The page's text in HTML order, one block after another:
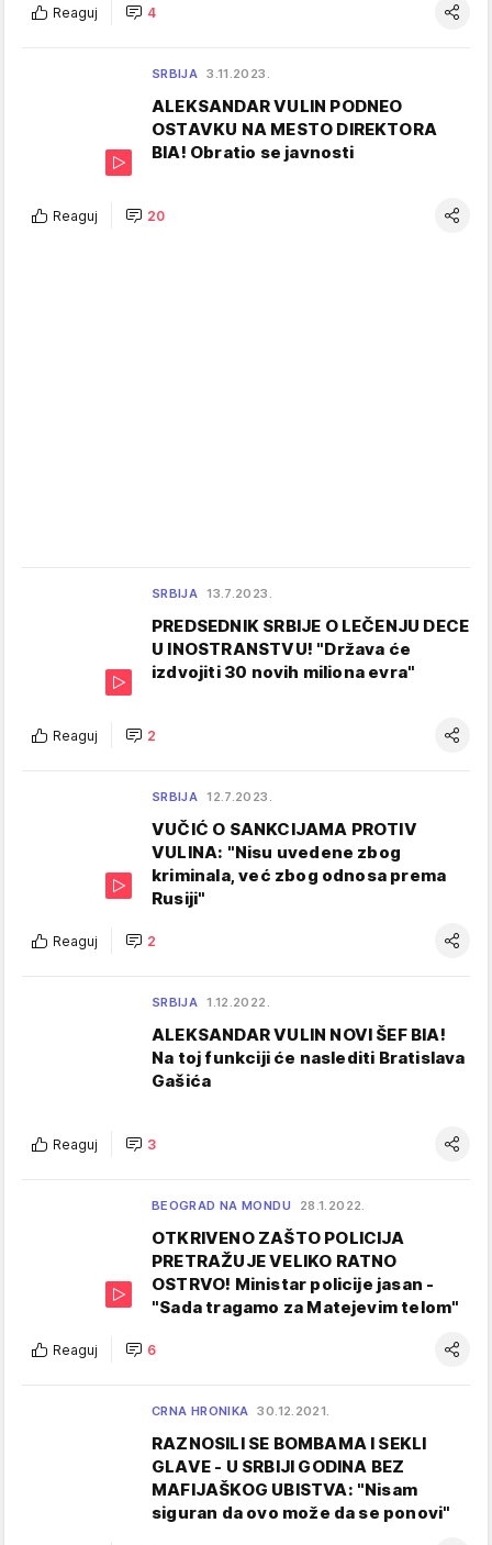
Reaguj 4
SRBIJA 3.11.2023.
ALEKSANDAR VULIN PODNEO
OSTAVKU NA MESTO DIREKTORA
BIA! Obratio se javnosti
Reaguj 20
SRBIJA 13.7.2023.
PREDSEDNIK SRBIJE O LEČENJU DECE
U INOSTRANSTVU! "Država će
izdvojiti 30 novih miliona evra"
Reaguj 2
SRBIJA 12.7.2023.
VUČIĆ O SANKCIJAMA PROTIV
VULINA: "Nisu uvedene zbog
kriminala, već zbog odnosa prema
Rusiji"
Reaguj 2
SRBIJA 1.12.2022.
ALEKSANDAR VULIN NOVI ŠEF BIA!
Na toj funkciji će naslediti Bratislava
Gašića
Reaguj 3
BEOGRAD NA MONDU 28.1.2022.
OTKRIVENO ZAŠTO POLICIJA
PRETRAŽUJE VELIKO RATNO
OSTRVO! Ministar policije jasan -
"Sada tragamo za Matejevim telom"
Reaguj 6
CRNA HRONIKA 30.12.2021.
RAZNOSILI SE BOMBAMA I SEKLI
GLAVE - U SRBIJI GODINA BEZ
MAFIJAŠKOG UBISTVA: "Nisam
siguran da ovo može da se ponovi"